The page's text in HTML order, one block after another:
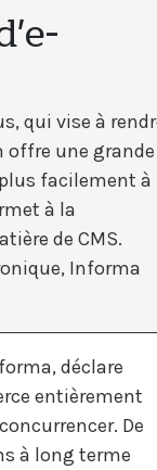
qui vise à
offre une grande
facilement à
à la
de CMS.
Informa
déclare
entièrement
De
à long terme